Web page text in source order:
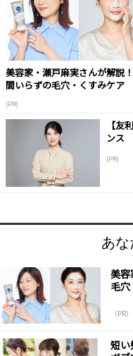
美容家・瀬戸麻実さんが解説
間いらずの毛穴・くすみケア
(PR)
【友
ンス
(PR)
あな
美容
毛
（PR）
短い